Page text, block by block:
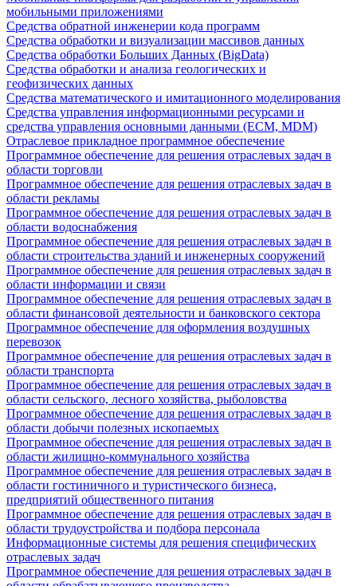
мобильными приложениями
Средства обратной инженерии кода программ
Средства обработки и визуализации массивов данных
Средства обработки Больших Данных (BigData)
Средства обработки и анализа геологических и
геофизических данных
Средства математического и имитационного моделирования
Средства управления информационными ресурсами и
средства управления основными данными (ECM, MDM)
Отраслевое прикладное программное обеспечение
Программное обеспечение для решения отраслевых задач в
области торговли
Программное обеспечение для решения отраслевых задач в
области рекламы
Программное обеспечение для решения отраслевых задач в
области водоснабжения
Программное обеспечение для решения отраслевых задач в
области строительства зданий и инженерных сооружений
Программное обеспечение для решения отраслевых задач в
области информации и связи
Программное обеспечение для решения отраслевых задач в
области финансовой деятельности и банковского сектора
Программное обеспечение для оформления воздушных
перевозок
Программное обеспечение для решения отраслевых задач в
области транспорта
Программное обеспечение для решения отраслевых задач в
области сельского, лесного хозяйства, рыболовства
Программное обеспечение для решения отраслевых задач в
области добычи полезных ископаемых
Программное обеспечение для решения отраслевых задач в
области жилищно-коммунального хозяйства
Программное обеспечение для решения отраслевых задач в
области гостиничного и туристического бизнеса,
предприятий общественного питания
Программное обеспечение для решения отраслевых задач в
области трудоустройства и подбора персонала
Информационные системы для решения специфических
отраслевых задач
Программное обеспечение для решения отраслевых задач в